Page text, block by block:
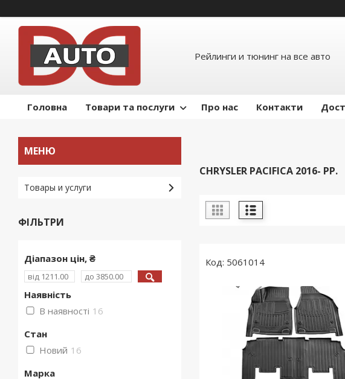
Рейлинги и тюнинг на все авто
Головна Товари та послуги Про нас Контакти
CHRYSLER PACIFICA 2016- РР.
5061014
Товары и услуги
ФІЛЬТРИ
Діапазон цін, ₴
Наявність
В наявності 16
Стан
Новий 16
Марка